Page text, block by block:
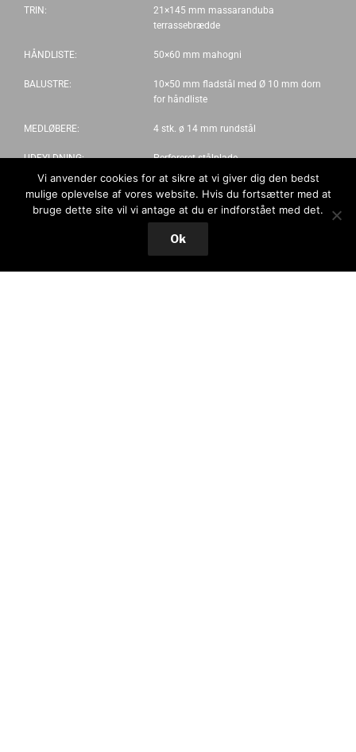
TRIN:
21×145 mm massaranduba
terrassebrædde
HÅNDLISTE: 50×60 mm mahogni
BALUSTRE:
10×50 mm fladstål med Ø 10 mm dorn
for håndliste
MEDLØBERE: 4 stk. ø 14 mm rundstål
UDFYLDNING: Perforeret stålplade
Vi anvender cookies for at sikre at vi giver dig den bedst
mulige oplevelse af vores website. Hvis du fortsætter med at
bruge dette site vil vi antage at du er indforstået med det.
Ok